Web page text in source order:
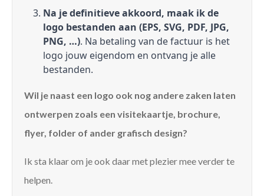
Na je definitieve akkoord, maak ik de
logo bestanden aan (EPS, SVG, PDF, JPG,
PNG, …). Na betaling van de factuur is het
logo jouw eigendom en ontvang je alle
bestanden.
Wil je naast een logo ook nog andere zaken laten
ontwerpen zoals een visitekaartje, brochure,
flyer, folder of ander grafisch design?
Ik sta klaar om je ook daar met plezier mee verder te
helpen.